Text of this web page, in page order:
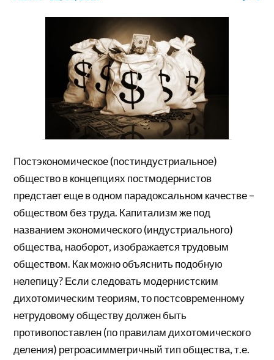
Постэкономическое (постиндустриальное)
общество в концепциях постмодернистов
предстает еще в одном парадоксальном качестве –
обществом без труда. Капитализм же под
названием экономического (индустриального)
общества, наоборот, изображается трудовым
обществом. Как можно объяснить подобную
нелепицу? Если следовать модернистским
дихотомическим теориям, то постсовременному
нетрудовому обществу должен быть
противопоставлен (по правилам дихотомического
деления) ретроасимметричный тип общества, т.е.